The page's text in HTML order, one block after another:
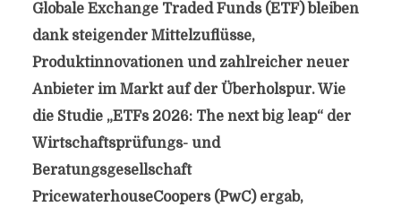
Globale Exchange Traded Funds (ETF) bleiben
dank steigender Mittelzuflüsse,
Produktinnovationen und zahlreicher neuer
Anbieter im Markt auf der Überholspur. Wie
die Studie „ETFs 2026: The next big leap“ der
Wirtschaftsprüfungs- und
Beratungsgesellschaft
PricewaterhouseCoopers (PwC) ergab,